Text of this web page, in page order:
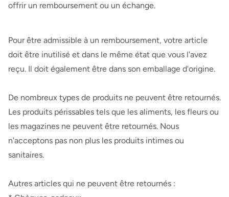
offrir un remboursement ou un échange.
Pour être admissible à un remboursement, votre article
doit être inutilisé et dans le même état que vous l'avez
reçu. Il doit également être dans son emballage d'origine.
De nombreux types de produits ne peuvent être retournés.
Les produits périssables tels que les aliments, les fleurs ou
les magazines ne peuvent être retournés. Nous
n'acceptons pas non plus les produits intimes ou
sanitaires.
Autres articles qui ne peuvent être retournés :